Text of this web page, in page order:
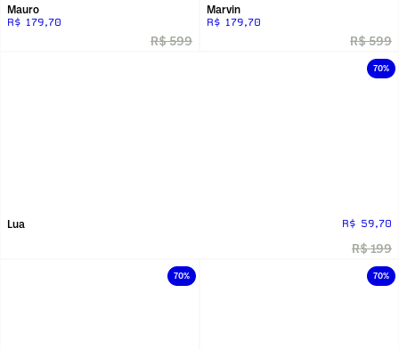
Mauro
R$ 179,70
R$ 599
Marvin
R$ 179,70
R$ 599
70%
Lua R$ 59,70
R$ 199
70% 70%